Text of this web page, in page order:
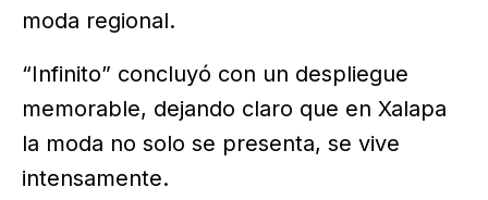
moda regional.
“Infinito” concluyó con un despliegue
memorable, dejando claro que en Xalapa
la moda no solo se presenta, se vive
intensamente.